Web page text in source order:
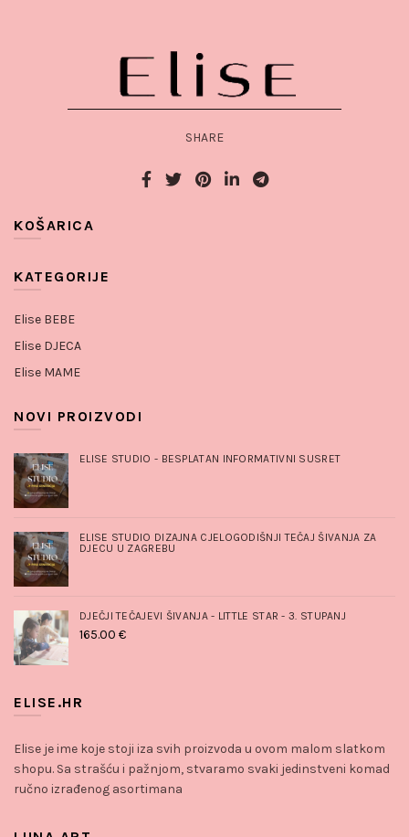
SHARE
KOŠARICA
KATEGORIJE
Elise BEBE
Elise DJECA
Elise MAME
NOVI PROIZVODI
ELISE STUDIO - BESPLATAN INFORMATIVNI SUSRET
ELISE STUDIO DIZAJNA CJELOGODIŠNJI TEČAJ ŠIVANJA ZA
DJECU U ZAGREBU
DJEČJI TEČAJEVI ŠIVANJA - LITTLE STAR - 3. STUPANJ
165.00 €
ELISE.HR
Elise je ime koje stoji iza svih proizvoda u ovom malom slatkom
shopu. Sa strašću i pažnjom, stvaramo svaki jedinstveni komad
ručno izrađenog asortimana